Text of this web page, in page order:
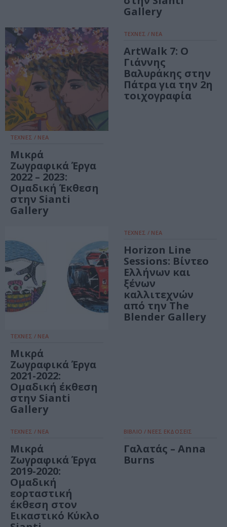
Gallery
ΤΕΧΝΕΣ / ΝΕΑ
Μικρά
Ζωγραφικά Έργα
2022 – 2023:
Ομαδική Έκθεση
στην Sianti
Gallery
ΤΕΧΝΕΣ / ΝΕΑ
ArtWalk 7: Ο
Γιάννης
Βαλυράκης στην
Πάτρα για την 2η
τοιχογραφία
ΤΕΧΝΕΣ / ΝΕΑ
Μικρά
Ζωγραφικά Έργα
2021-2022:
Ομαδική έκθεση
στην Sianti
Gallery
ΤΕΧΝΕΣ / ΝΕΑ
Horizon Line
Sessions: Βίντεο
Ελλήνων και
ξένων
καλλιτεχνών
από την The
Blender Gallery
ΤΕΧΝΕΣ / ΝΕΑ
Μικρά
Ζωγραφικά Έργα
2019-2020:
Ομαδική
εορταστική
έκθεση στον
Εικαστικό Κύκλο
ΒΙΒΛΙΟ / ΝΕΕΣ ΕΚΔΟΣΕΙΣ
Γαλατάς – Anna
Burns